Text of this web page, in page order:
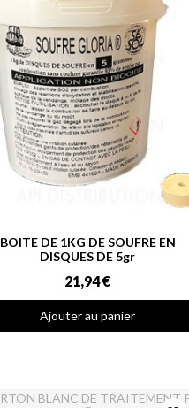
BOITE DE 1KG DE SOUFRE EN
DISQUES DE 5gr
21,94 €
Ajouter au panier